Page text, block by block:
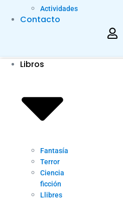
Actividades
Contacto
Libros
Fantasía
Terror
Ciencia
ficción
Llibres